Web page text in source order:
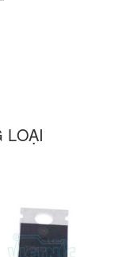
LOẠI